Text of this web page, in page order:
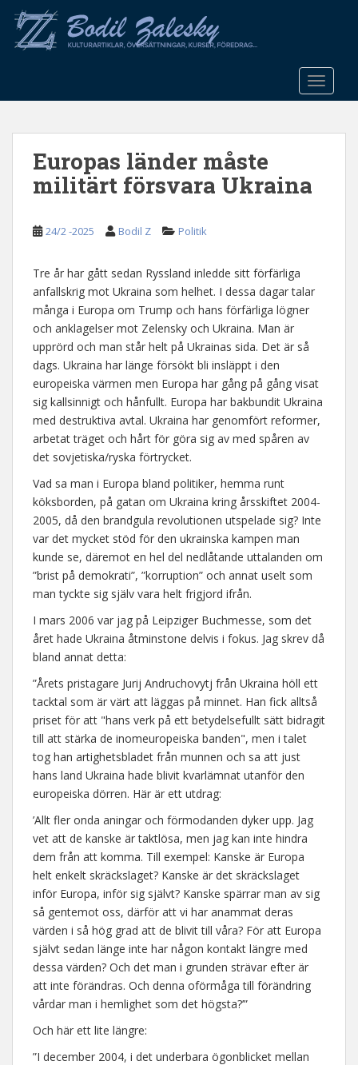
o
Europas länder måste
militärt försvara Ukraina
24/2 -2025 Bodil Z Politik
Tre år har gått sedan Ryssland inledde sitt förfärliga
anfallskrig mot Ukraina som helhet. I dessa dagar talar
många i Europa om Trump och hans förfärliga lögner
och anklagelser mot Zelensky och Ukraina. Man är
upprörd och man står helt på Ukrainas sida. Det är så
dags. Ukraina har länge försökt bli insläppt i den
europeiska värmen men Europa har gång på gång visat
sig kallsinnigt och hånfullt. Europa har bakbundit Ukraina
med destruktiva avtal. Ukraina har genomfört reformer,
arbetat träget och hårt för göra sig av med spåren av
det sovjetiska/ryska förtrycket.
Vad sa man i Europa bland politiker, hemma runt
köksborden, på gatan om Ukraina kring årsskiftet 2004-
2005, då den brandgula revolutionen utspelade sig? Inte
var det mycket stöd för den ukrainska kampen man
kunde se, däremot en hel del nedlåtande uttalanden om
”brist på demokrati”, ”korruption” och annat uselt som
man tyckte sig själv vara helt frigjord ifrån.
I mars 2006 var jag på Leipziger Buchmesse, som det
året hade Ukraina åtminstone delvis i fokus. Jag skrev då
bland annat detta:
”Årets pristagare Jurij Andruchovytj från Ukraina höll ett
tacktal som är värt att läggas på minnet. Han fick alltså
priset för att "hans verk på ett betydelsefullt sätt bidragit
till att stärka de inomeuropeiska banden", men i talet
tog han artighetsbladet från munnen och sa att just
hans land Ukraina hade blivit kvarlämnat utanför den
europeiska dörren. Här är ett utdrag:
’Allt fler onda aningar och förmodanden dyker upp. Jag
vet att de kanske är taktlösa, men jag kan inte hindra
dem från att komma. Till exempel: Kanske är Europa
helt enkelt skräckslaget? Kanske är det skräckslaget
inför Europa, inför sig självt? Kanske spärrar man av sig
så gentemot oss, därför att vi har anammat deras
värden i så hög grad att de blivit till våra? För att Europa
självt sedan länge inte har någon kontakt längre med
dessa värden? Och det man i grunden strävar efter är
att inte förändras. Och denna oförmåga till förändring
vårdar man i hemlighet som det högsta?’”
Och här ett lite längre:
”I december 2004, i det underbara ögonblicket mellan